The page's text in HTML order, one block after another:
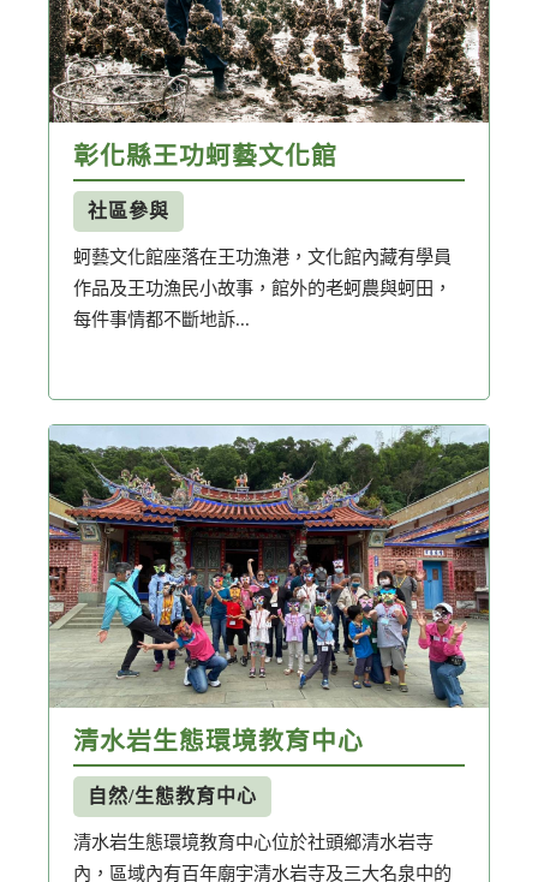
彰化縣王功蚵藝文化館
社區參與
蚵藝文化館座落在王功漁港，文化館內藏有學員
作品及王功漁民小故事，館外的老蚵農與蚵田，
每件事情都不斷地訴...
清水岩生態環境教育中心
自然/生態教育中心
清水岩生態環境教育中心位於社頭鄉清水岩寺
內，區域內有百年廟宇清水岩寺及三大名泉中的